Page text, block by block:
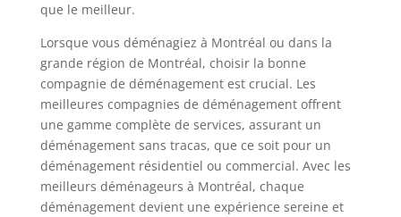
que le meilleur.
Lorsque vous déménagiez à Montréal ou dans la
grande région de Montréal, choisir la bonne
compagnie de déménagement est crucial. Les
meilleures compagnies de déménagement offrent
une gamme complète de services, assurant un
déménagement sans tracas, que ce soit pour un
déménagement résidentiel ou commercial. Avec les
meilleurs déménageurs à Montréal, chaque
déménagement devient une expérience sereine et